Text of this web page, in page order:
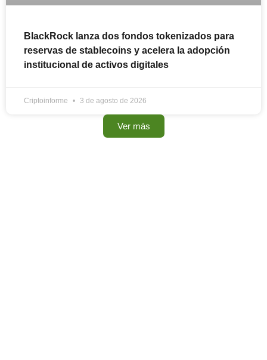
BlackRock lanza dos fondos tokenizados para
reservas de stablecoins y acelera la adopción
institucional de activos digitales
Criptoinforme 3 de agosto de 2026
Ver más